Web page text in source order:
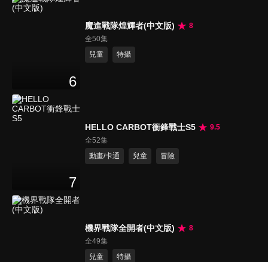
6
魔進戰隊煌輝者(中文版)
8
全50集
兒童
特攝
7
HELLO CARBOT衝鋒戰士S5
9.5
全52集
動畫/卡通
兒童 冒險
機界戰隊全開者(中文版)
8
全49集
兒童
特攝